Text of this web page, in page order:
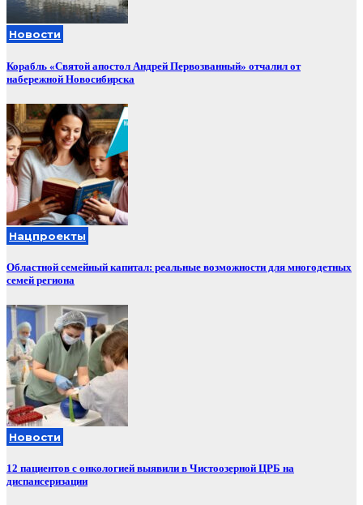
Новости
Корабль «Святой апостол Андрей Первозванный» отчалил от
набережной Новосибирска
Нацпроекты
Областной семейный капитал: реальные возможности для многодетных
семей региона
Новости
12 пациентов с онкологией выявили в Чистоозерной ЦРБ на
диспансеризации